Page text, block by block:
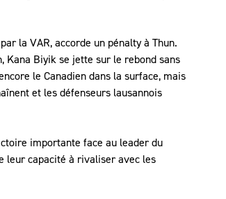
la VAR, accorde un pénalty à Thun.
Kana Biyik se jette sur le rebond sans
le Canadien dans la surface, mais
et les défenseurs lausannois
importante face au leader du
leur capacité à rivaliser avec les